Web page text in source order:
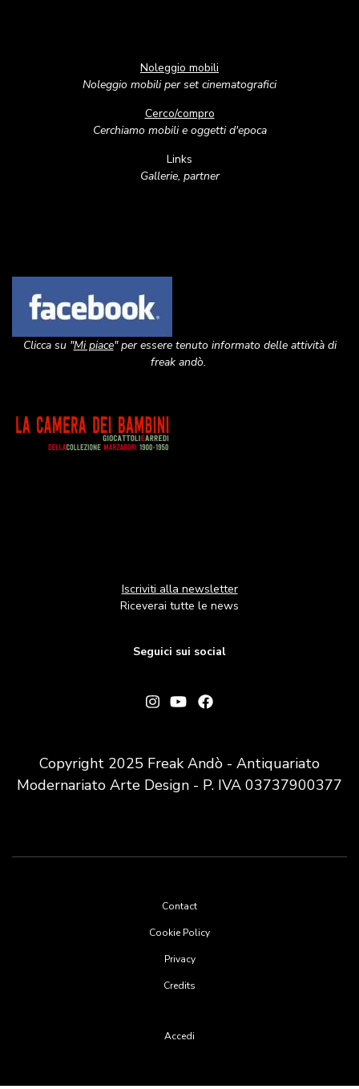
Noleggio mobili
Noleggio mobili per set cinematografici
Cerco/compro
Cerchiamo mobili e oggetti d'epoca
Links
Gallerie, partner
Clicca su "Mi piace" per essere tenuto informato delle attività di
freak andò.
Image
Iscriviti alla newsletter
Riceverai tutte le news
Seguici sui social
Copyright 2025 Freak Andò - Antiquariato
Modernariato Arte Design - P. IVA 03737900377
Contact
Cookie Policy
Privacy
Credits
Accedi